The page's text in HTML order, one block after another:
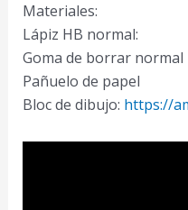
Materiales:
Lápiz HB normal:
Goma de borrar normal
Pañuelo de papel
Bloc de dibujo: https://